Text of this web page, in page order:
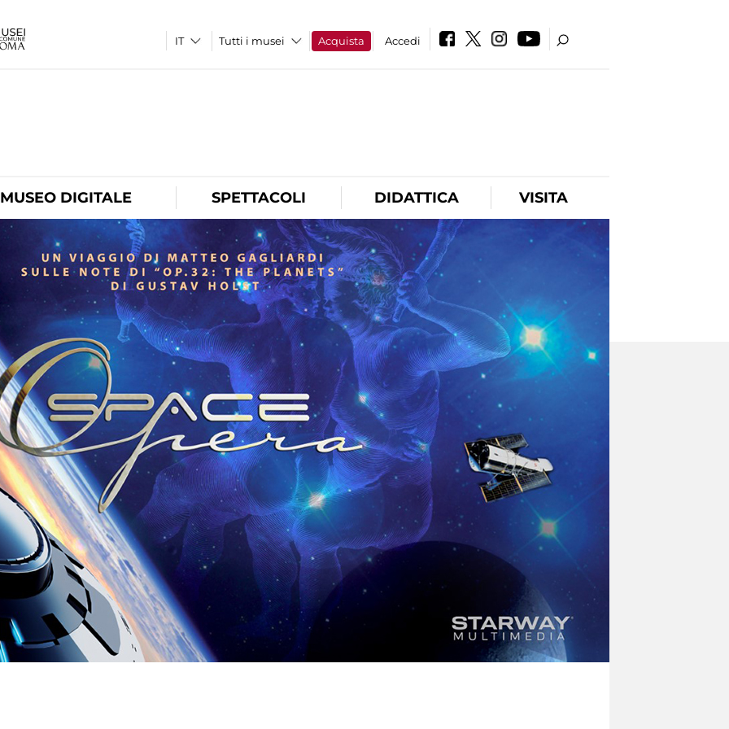
Tutti i musei Acquista Accedi
MUSEO DIGITALE SPETTACOLI DIDATTICA VISITA